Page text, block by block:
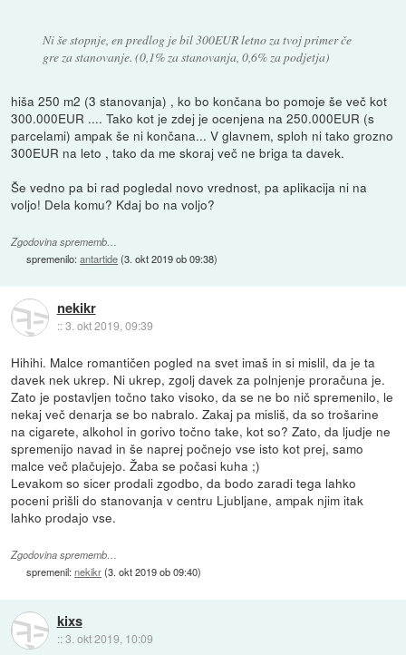
Ni še stopnje, en predlog je bil 300EUR letno za tvoj primer če
gre za stanovanje. (0,1% za stanovanja, 0,6% za podjetja)
hiša 250 m2 (3 stanovanja) , ko bo končana bo pomoje še več kot
300.000EUR .... Tako kot je zdej je ocenjena na 250.000EUR (s
parcelami) ampak še ni končana... V glavnem, sploh ni tako grozno
300EUR na leto , tako da me skoraj več ne briga ta davek.
Še vedno pa bi rad pogledal novo vrednost, pa aplikacija ni na
voljo! Dela komu? Kdaj bo na voljo?
Zgodovina sprememb…
spremenilo:antartide(3. okt 2019 ob 09:38)
nekikr
::3. okt 2019, 09:39
Hihihi. Malce romantičen pogled na svet imaš in si mislil, da je ta
davek nek ukrep. Ni ukrep, zgolj davek za polnjenje proračuna je.
Zato je postavljen točno tako visoko, da se ne bo nič spremenilo, le
nekaj več denarja se bo nabralo. Zakaj pa misliš, da so trošarine
na cigarete, alkohol in gorivo točno take, kot so? Zato, da ljudje ne
spremenijo navad in še naprej počnejo vse isto kot prej, samo
malce več plačujejo. Žaba se počasi kuha ;)
Levakom so sicer prodali zgodbo, da bodo zaradi tega lahko
poceni prišli do stanovanja v centru Ljubljane, ampak njim itak
lahko prodajo vse.
Zgodovina sprememb…
spremenil:nekikr(3. okt 2019 ob 09:40)
kixs
::3. okt 2019, 10:09